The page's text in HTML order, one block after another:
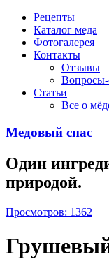
Рецепты
Каталог меда
Фотогалерея
Контакты
Отзывы
Вопросы-
Статьи
Все о
Медовый спас
Один
природой.
Просмотров: 1362